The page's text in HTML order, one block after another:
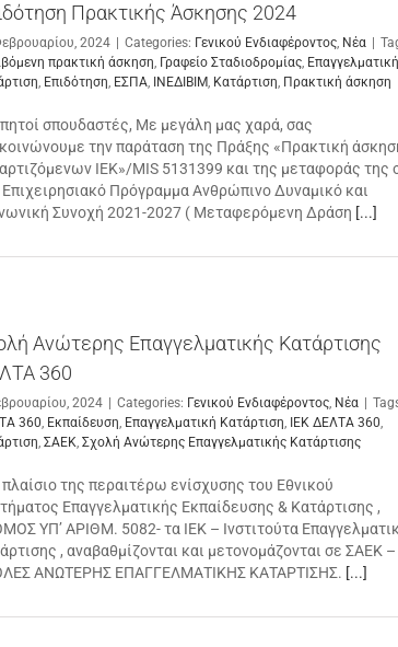
Πρακτικής Άσκησης 2024
2024 Categories: Γενικού Ενδιαφέροντος, Νέα
πρακτική άσκηση, Γραφείο Σταδιοδρομίας, Επαγγελματική
, Επιδότηση, ΕΣΠΑ, ΙΝΕΔΙΒΙΜ, Κατάρτιση, Πρακτική άσκηση
σπουδαστές, Με μεγάλη μας χαρά, σας
την παράταση της Πράξης «Πρακτική
ΙΕΚ»/MIS 5131399 και της μεταφοράς της
Πρόγραμμα Ανθρώπινο Δυναμικό και
Συνοχή 2021-2027 ( Μεταφερόμενη Δράση [...]
Ανώτερης Επαγγελματικής Κατάρτισης
360
2024 Categories: Γενικού Ενδιαφέροντος, Νέα
360, Εκπαίδευση, Επαγγελματική Κατάρτιση, ΙΕΚ ΔΕΛΤΑ 360,
, ΣΑΕΚ, Σχολή Ανώτερης Επαγγελματικής Κατάρτισης
της περαιτέρω ενίσχυσης του Εθνικού
Επαγγελματικής Εκπαίδευσης & Κατάρτισης ,
ΥΠ’ ΑΡΙΘΜ. 5082- τα ΙΕΚ – Ινστιτούτα
, αναβαθμίζονται και μετονομάζονται σε ΣΑΕΚ –
ΑΝΩΤΕΡΗΣ ΕΠΑΓΓΕΛΜΑΤΙΚΗΣ ΚΑΤΑΡΤΙΣΗΣ. [...]